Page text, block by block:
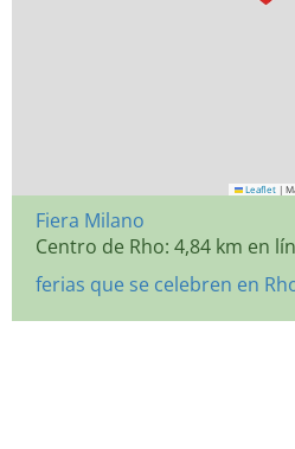
Leaflet |
Fiera Milano
Centro de Rho: 4,84 km en
ferias que se celebren en